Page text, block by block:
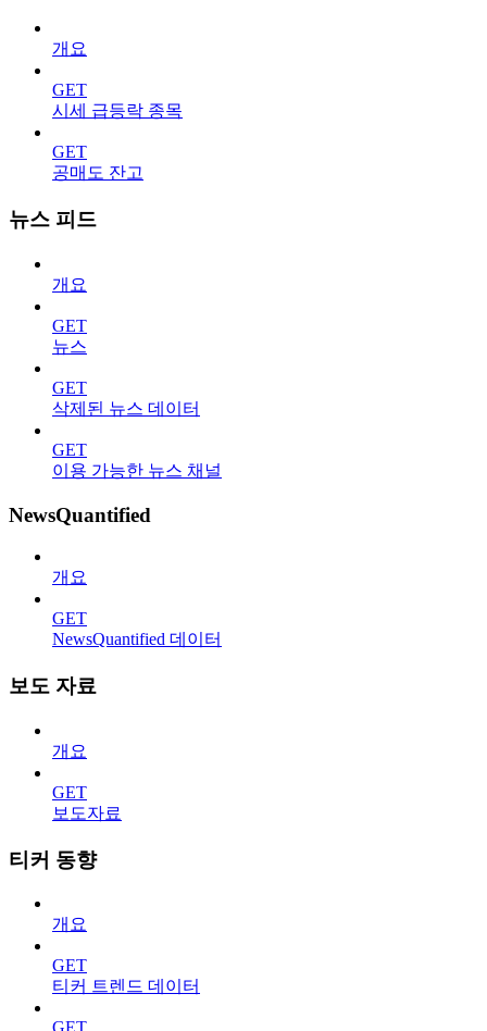
개요
GET
시세 급등락 종목
GET
공매도 잔고
뉴스 피드
개요
GET
뉴스
GET
삭제된 뉴스 데이터
GET
이용 가능한 뉴스 채널
NewsQuantified
개요
GET
NewsQuantified 데이터
보도 자료
개요
GET
보도자료
티커 동향
개요
GET
티커 트렌드 데이터